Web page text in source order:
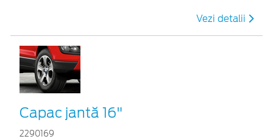
Vezi detalii
Capac jantă 16"
2290169